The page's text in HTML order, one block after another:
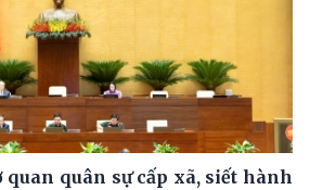
quân sự cấp xã, siết hành